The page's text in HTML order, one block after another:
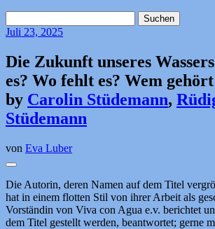
nach:
Juli 23, 2025
Die Zukunft unseres
es? Wo fehlt es? Wem gehört
by Carolin Stüdemann,
Stüdemann
von Eva Luber
Die Autorin, deren Namen auf dem Titel
hat in einem flotten Stil von ihrer Arbeit als
Vorständin von Viva con Agua e.v. berichtet
dem Titel gestellt werden, beantwortet; gerne